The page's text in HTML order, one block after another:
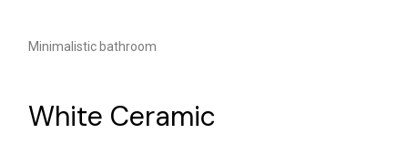
Minimalistic bathroom
White Ceramic